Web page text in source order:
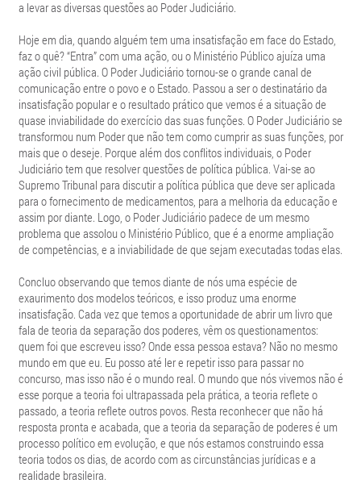
a levar as diversas questões ao Poder Judiciário.
Hoje em dia, quando alguém tem uma insatisfação em face do Estado,
faz o quê? “Entra” com uma ação, ou o Ministério Público ajuíza uma
ação civil pública. O Poder Judiciário tornou-se o grande canal de
comunicação entre o povo e o Estado. Passou a ser o destinatário da
insatisfação popular e o resultado prático que vemos é a situação de
quase inviabilidade do exercício das suas funções. O Poder Judiciário se
transformou num Poder que não tem como cumprir as suas funções, por
mais que o deseje. Porque além dos conflitos individuais, o Poder
Judiciário tem que resolver questões de política pública. Vai-se ao
Supremo Tribunal para discutir a política pública que deve ser aplicada
para o fornecimento de medicamentos, para a melhoria da educação e
assim por diante. Logo, o Poder Judiciário padece de um mesmo
problema que assolou o Ministério Público, que é a enorme ampliação
de competências, e a inviabilidade de que sejam executadas todas elas.
Concluo observando que temos diante de nós uma espécie de
exaurimento dos modelos teóricos, e isso produz uma enorme
insatisfação. Cada vez que temos a oportunidade de abrir um livro que
fala de teoria da separação dos poderes, vêm os questionamentos:
quem foi que escreveu isso? Onde essa pessoa estava? Não no mesmo
mundo em que eu. Eu posso até ler e repetir isso para passar no
concurso, mas isso não é o mundo real. O mundo que nós vivemos não é
esse porque a teoria foi ultrapassada pela prática, a teoria reflete o
passado, a teoria reflete outros povos. Resta reconhecer que não há
resposta pronta e acabada, que a teoria da separação de poderes é um
processo político em evolução, e que nós estamos construindo essa
teoria todos os dias, de acordo com as circunstâncias jurídicas e a
realidade brasileira.